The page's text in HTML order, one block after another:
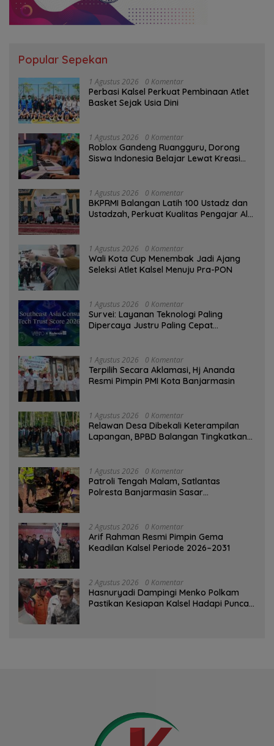
Popular Sepekan
1 Agustus 2026 0 Komentar
Perbasi Kalsel Perkuat Pembinaan Atlet
Basket Sejak Usia Dini
1 Agustus 2026 0 Komentar
Roblox Gandeng Ruangguru, Dorong
Siswa Indonesia Belajar Lewat Kreasi
1 Agustus 2026 0 Komentar
BKPRMI Balangan Latih 100 Ustadz dan
Ustadzah, Perkuat Kualitas Pengajar Al-
1 Agustus 2026 0 Komentar
Wali Kota Cup Menembak Jadi Ajang
Seleksi Atlet Kalsel Menuju Pra-PON
1 Agustus 2026 0 Komentar
Survei: Layanan Teknologi Paling
Dipercaya Justru Paling Cepat
1 Agustus 2026 0 Komentar
‎Terpilih Secara Aklamasi, Hj Ananda
Resmi Pimpin PMI Kota Banjarmasin
1 Agustus 2026 0 Komentar
Relawan Desa Dibekali Keterampilan
Lapangan, BPBD Balangan Tingkatkan
1 Agustus 2026 0 Komentar
Patroli Tengah Malam, Satlantas
Polresta Banjarmasin Sasar
2 Agustus 2026 0 Komentar
Arif Rahman Resmi Pimpin Gema
Keadilan Kalsel Periode 2026–2031
2 Agustus 2026 0 Komentar
Hasnuryadi Dampingi Menko Polkam
Pastikan Kesiapan Kalsel Hadapi Puncak